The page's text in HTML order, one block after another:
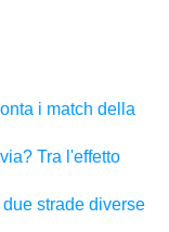
i match della
Tra l'effetto
strade diverse